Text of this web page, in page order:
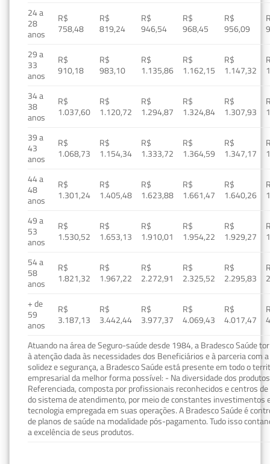
24 a
28
anos
R$
758,48
R$
819,24
R$
946,54
R$
968,45
R$
956,09
29 a
33
anos
R$
910,18
R$
983,10
R$
1.135,86
R$
1.162,15
R$
1.147,32
34 a
38
anos
R$
1.037,60
R$
1.120,72
R$
1.294,87
R$
1.324,84
R$
1.307,93
39 a
43
anos
R$
1.068,73
R$
1.154,34
R$
1.333,72
R$
1.364,59
R$
1.347,17
44 a
48
anos
R$
1.301,24
R$
1.405,48
R$
1.623,88
R$
1.661,47
R$
1.640,26
49 a
53
anos
R$
1.530,52
R$
1.653,13
R$
1.910,01
R$
1.954,22
R$
1.929,27
54 a
58
anos
R$
1.821,32
R$
1.967,22
R$
2.272,91
R$
2.325,52
R$
2.295,83
+ de
59
anos
R$
3.187,13
R$
3.442,44
R$
3.977,37
R$
4.069,43
R$
4.017,47
Atuando na área de Seguro-saúde desde 1984, a Bradesco Saúde
à atenção dada às necessidades dos Beneficiários e à parceria com
solidez e segurança, a Bradesco Saúde está presente em todo o
empresarial da melhor forma possível: - Na diversidade dos
Referenciada, composta por profissionais reconhecidos e centros
do sistema de atendimento, por meio de constantes investimentos
tecnologia empregada em suas operações. A Bradesco Saúde é
de planos de saúde na modalidade pós-pagamento. Tudo isso
a excelência de seus produtos.